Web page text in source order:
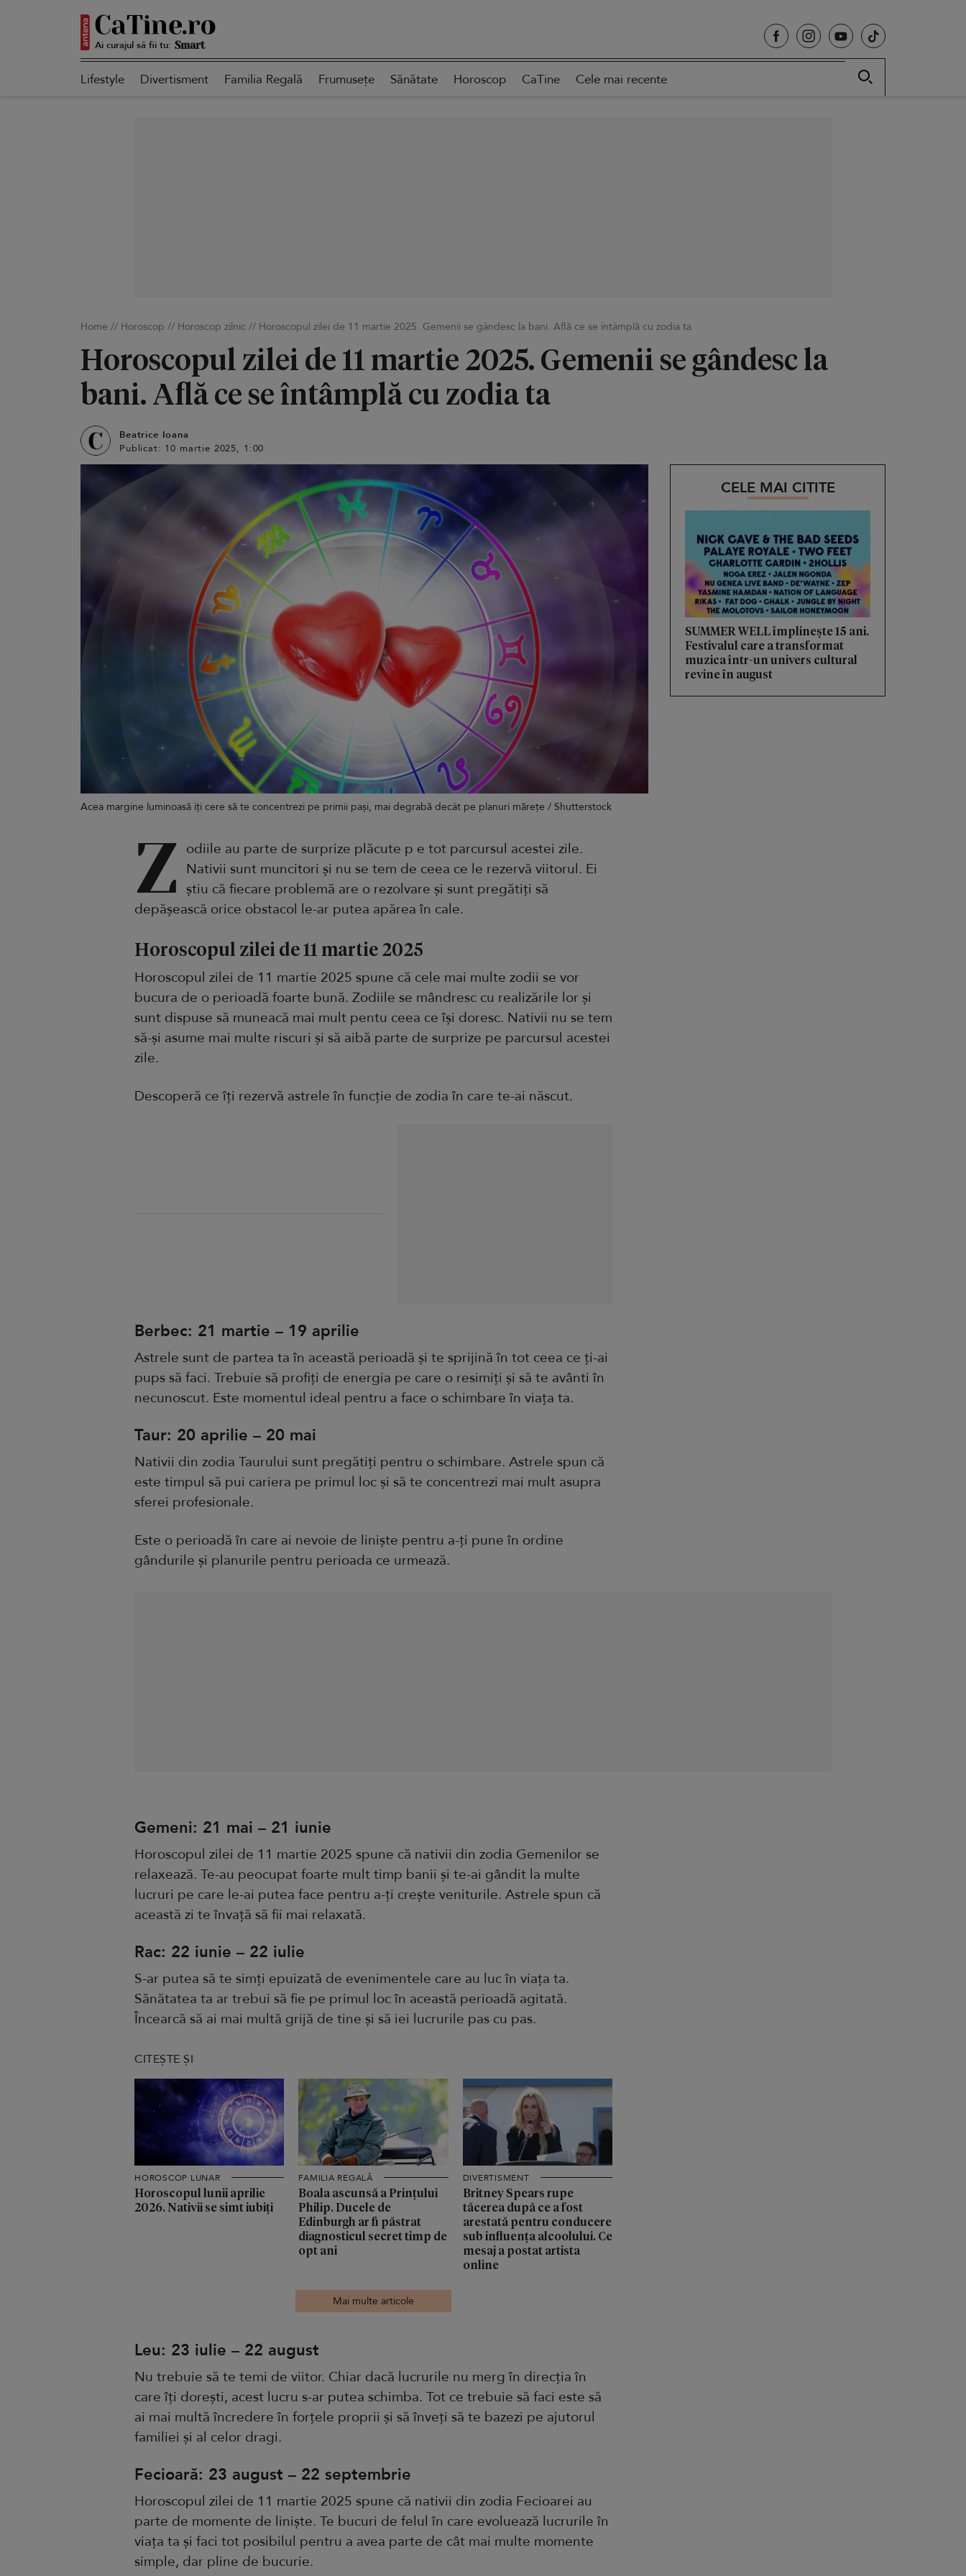
Ai curajul să fii tu: Autentică
Lifestyle Divertisment Familia Regală Frumusețe Sănătate Horoscop CaTine Cele mai recente
Home // Horoscop // Horoscop zilnic // Horoscopul zilei de 11 martie 2025. Gemenii se gândesc la bani. Află ce se întâmplă cu zodia ta
Horoscopul zilei de 11 martie 2025. Gemenii se gândesc la
bani. Află ce se întâmplă cu zodia ta
Beatrice Ioana
Publicat: 10 martie 2025, 1:00
Acea margine luminoasă îți cere să te concentrezi pe primii pași, mai degrabă decât pe planuri mărețe / Shutterstock
CELE MAI CITITE
SUMMER WELL împlinește 15 ani.
Festivalul care a transformat
muzica într-un univers cultural
revine în august
Z odiile au parte de surprize plăcute p e tot parcursul acestei zile.
Nativii sunt muncitori și nu se tem de ceea ce le rezervă viitorul. Ei
știu că fiecare problemă are o rezolvare și sunt pregătiți să
depășească orice obstacol le-ar putea apărea în cale.
Horoscopul zilei de 11 martie 2025
Horoscopul zilei de 11 martie 2025 spune că cele mai multe zodii se vor
bucura de o perioadă foarte bună. Zodiile se mândresc cu realizările lor și
sunt dispuse să muneacă mai mult pentu ceea ce își doresc. Nativii nu se tem
să-și asume mai multe riscuri și să aibă parte de surprize pe parcursul acestei
zile.
Descoperă ce îți rezervă astrele în funcție de zodia în care te-ai născut.
Berbec: 21 martie – 19 aprilie
Astrele sunt de partea ta în această perioadă și te sprijină în tot ceea ce ți-ai
pups să faci. Trebuie să profiți de energia pe care o resimiți și să te avânti în
necunoscut. Este momentul ideal pentru a face o schimbare în viața ta.
Taur: 20 aprilie – 20 mai
Nativii din zodia Taurului sunt pregătiți pentru o schimbare. Astrele spun că
este timpul să pui cariera pe primul loc și să te concentrezi mai mult asupra
sferei profesionale.
Este o perioadă în care ai nevoie de liniște pentru a-ți pune în ordine
gândurile și planurile pentru perioada ce urmează.
Gemeni: 21 mai – 21 iunie
Horoscopul zilei de 11 martie 2025 spune că nativii din zodia Gemenilor se
relaxează. Te-au peocupat foarte mult timp banii și te-ai gândit la multe
lucruri pe care le-ai putea face pentru a-ți crește veniturile. Astrele spun că
această zi te învață să fii mai relaxată.
Rac: 22 iunie – 22 iulie
S-ar putea să te simți epuizată de evenimentele care au luc în viața ta.
Sănătatea ta ar trebui să fie pe primul loc în această perioadă agitată.
Încearcă să ai mai multă grijă de tine și să iei lucrurile pas cu pas.
CITEȘTE ȘI
HOROSCOP LUNAR
Horoscopul lunii aprilie
2026. Nativii se simt iubiți
FAMILIA REGALĂ
Boala ascunsă a Prințului
Philip. Ducele de
Edinburgh ar fi păstrat
diagnosticul secret timp de
opt ani
DIVERTISMENT
Britney Spears rupe
tăcerea după ce a fost
arestată pentru conducere
sub influența alcoolului. Ce
mesaj a postat artista
online
Mai multe articole
Leu: 23 iulie – 22 august
Nu trebuie să te temi de viitor. Chiar dacă lucrurile nu merg în direcția în
care îți dorești, acest lucru s-ar putea schimba. Tot ce trebuie să faci este să
ai mai multă încredere în forțele proprii și să înveți să te bazezi pe ajutorul
familiei și al celor dragi.
Fecioară: 23 august – 22 septembrie
Horoscopul zilei de 11 martie 2025 spune că nativii din zodia Fecioarei au
parte de momente de liniște. Te bucuri de felul în care evoluează lucrurile în
viața ta și faci tot posibilul pentru a avea parte de cât mai multe momente
simple, dar pline de bucurie.